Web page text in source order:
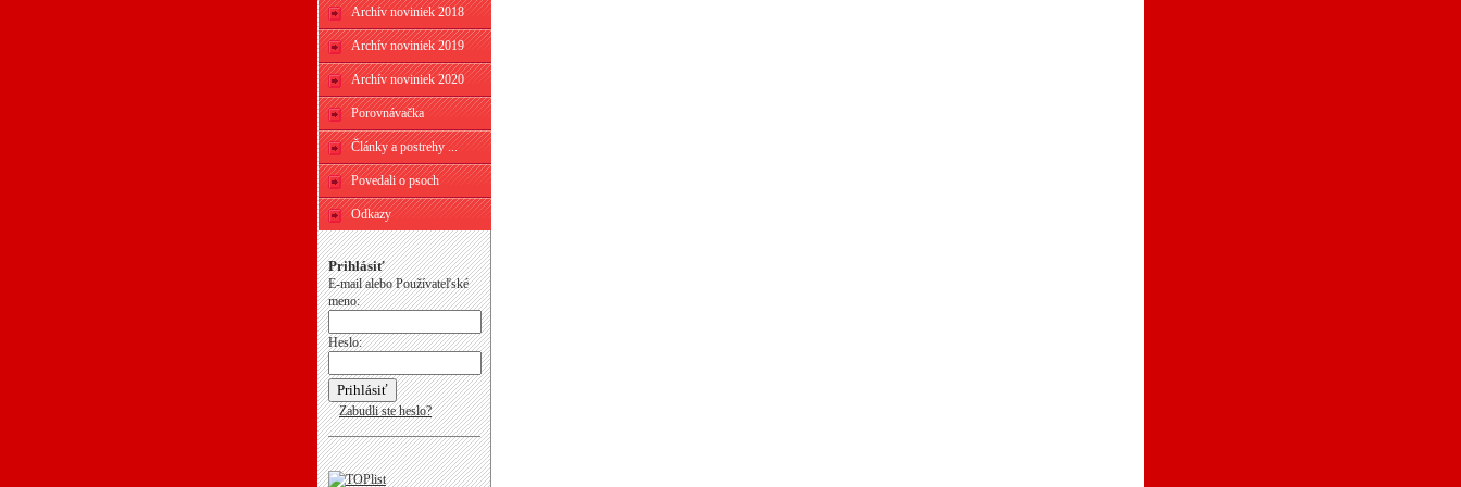
Archív noviniek 2018
Archív noviniek 2019
Archív noviniek 2020
Porovnávačka
Články a postrehy ...
Povedali o psoch
Odkazy
Prihlásiť
E-mail alebo Používateľské
meno:
Heslo:
Zabudli ste heslo?